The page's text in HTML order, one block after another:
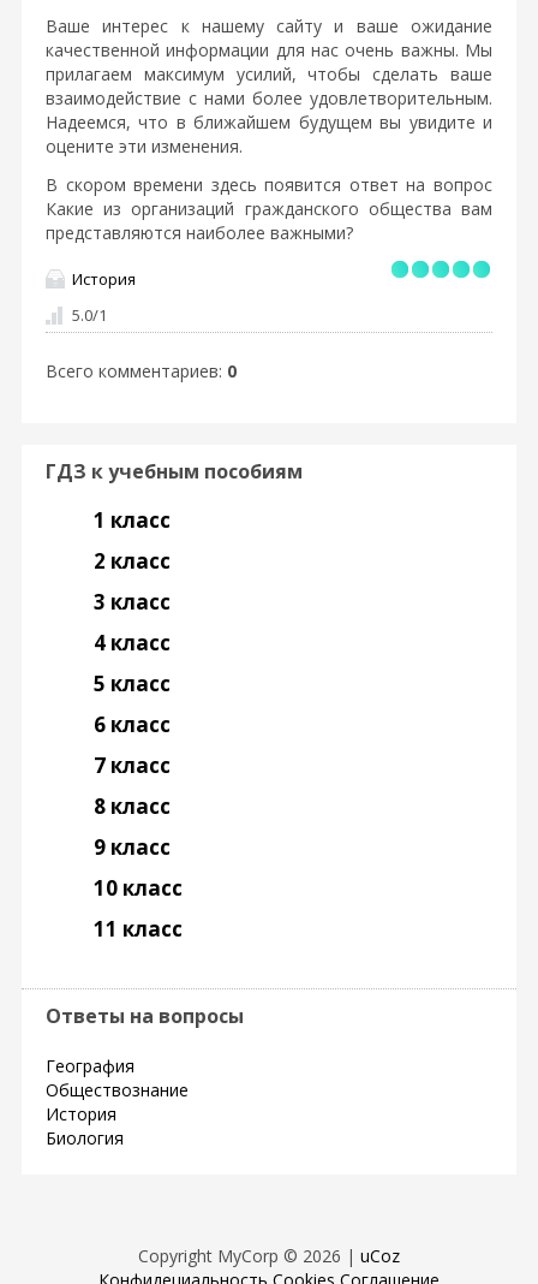
Ваше интерес к нашему сайту и ваше ожидание
качественной информации для нас очень важны. Мы
прилагаем максимум усилий, чтобы сделать ваше
взаимодействие с нами более удовлетворительным.
Надеемся, что в ближайшем будущем вы увидите и
оцените эти изменения.
В скором времени здесь появится ответ на вопрос
Какие из организаций гражданского общества вам
представляются наиболее важными?
История
5.0/1
Всего комментариев: 0
ГДЗ к учебным пособиям
1 класс
2 класс
3 класс
4 класс
5 класс
6 класс
7 класс
8 класс
9 класс
10 класс
11 класс
Ответы на вопросы
География
Обществознание
История
Биология
Copyright MyCorp © 2026 | uCoz